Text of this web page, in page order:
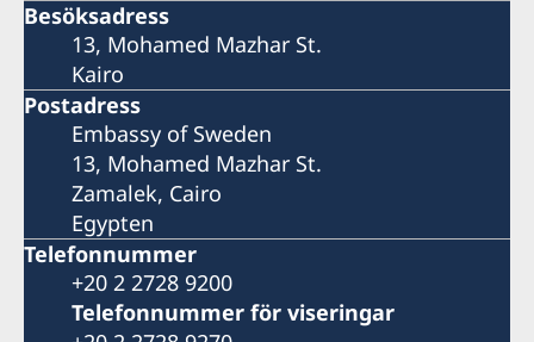
Besöksadress
13, Mohamed Mazhar St.
Kairo
Postadress
Embassy of Sweden
13, Mohamed Mazhar St.
Zamalek, Cairo
Egypten
Telefonnummer
+20 2 2728 9200
Telefonnummer för viseringar